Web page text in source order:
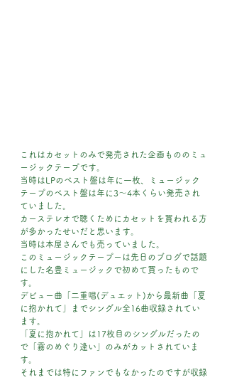
これはカセットのみで発売された企画もののミュ
ージックテープです。
当時はLPのベスト盤は年に一枚、ミュージック
テープのベスト盤は年に3～4本くらい発売され
ていました。
カーステレオで聴くためにカセットを買われる方
が多かったせいだと思います。
当時は本屋さんでも売っていました。
このミュージックテープーは先日のブログで話題
にした名豊ミュージックで初めて買ったもので
す。
デビュー曲「二重唱(デュエット)から最新曲「夏
に抱かれて」までシングル全16曲収録されてい
ます。
「夏に抱かれて」は17枚目のシングルだったの
で「霧のめぐり逢い」のみがカットされていま
す。
それまでは特にファンでもなかったのですが収録